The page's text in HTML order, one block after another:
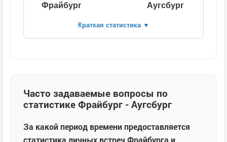
Фрайбург Аугсбург
Краткая статистика ▼
Часто задаваемые вопросы по
статистике Фрайбург - Аугсбург
За какой период времени предоставляется
статистика личных встреч Фрайбурга и